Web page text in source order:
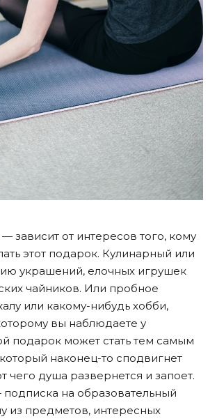
зависит от интересов того, кому
этот подарок. Кулинарный или
украшений, елочных игрушек
чайников. Или пробное
или какому-нибудь хобби,
вы наблюдаете у
подарок может стать тем самым
наконец-то сподвигнет
чего душа развернется и запоет.
на образовательный
из предметов, интересных